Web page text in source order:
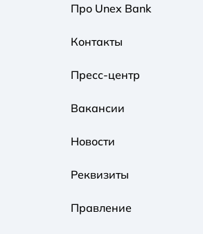
Про Unex Bank
Контакты
Пресс-центр
Вакансии
Новости
Реквизиты
Правление